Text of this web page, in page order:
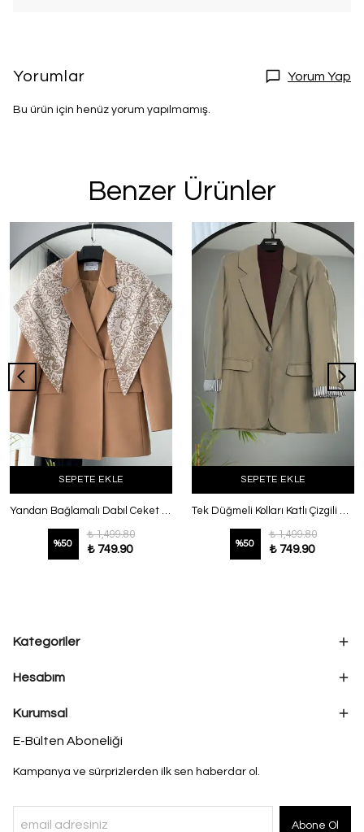
Yorumlar Yorum Yap
Bu ürün için henüz yorum yapılmamış.
Benzer Ürünler
SEPETE EKLE
Yandan Bağlamalı Dabıl Ceket Camel
%50
₺ 1,499.80
₺ 749.90
SEPETE EKLE
Tek Düğmeli Kolları Katlı Çizgili Modal Ceket Adaçayı
%50
₺ 1,499.80
₺ 749.90
Kategoriler
Hesabım
Kurumsal
E-Bülten Aboneliği
Kampanya ve sürprizlerden ilk sen haberdar ol.
Abone Ol